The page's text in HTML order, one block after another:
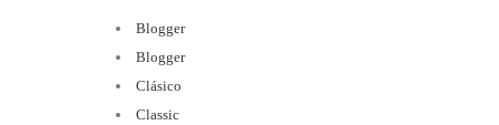
Blogger
Blogger
Clásico
Classic